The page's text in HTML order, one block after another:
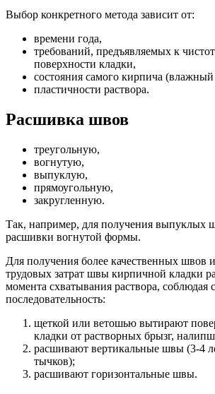
Выбор конкретного метода зависит от:
времени года,
требований, предъявляемых к
поверхности кладки,
состояния самого кирпича
пластичности раствора.
Расшивка швов
треугольную,
вогнутую,
выпуклую,
прямоугольную,
закругленную.
Так, например, для получения выпуклых
расшивки вогнутой формы.
Для получения более качественных швов
трудовых затрат швы кирпичной кладки
момента схватывания раствора,
последовательность:
щеткой или ветошью вытирают
кладки от растворных брызг,
расшивают вертикальные швы (3-4
тычков);
расшивают горизонтальные швы.